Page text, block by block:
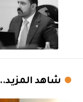
شاهد المزيد..